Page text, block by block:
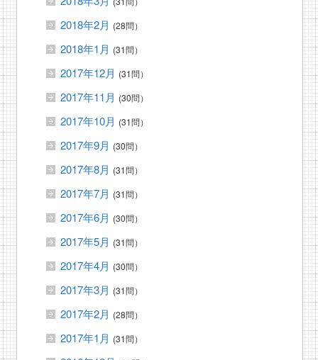
2018年2月 (28問）
2018年1月 (31問）
2017年12月 (31問）
2017年11月 (30問）
2017年10月 (31問）
2017年9月 (30問）
2017年8月 (31問）
2017年7月 (31問）
2017年6月 (30問）
2017年5月 (31問）
2017年4月 (30問）
2017年3月 (31問）
2017年2月 (28問）
2017年1月 (31問）